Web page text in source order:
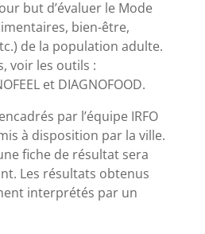
but d’évaluer le Mode
bien-être,
de la population adulte.
voir les outils :
et DIAGNOFOOD.
par l’équipe IRFO
à disposition par la ville.
fiche de résultat sera
Les résultats obtenus
interprétés par un